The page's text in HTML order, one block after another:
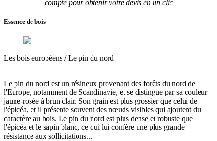
compte pour obtenir votre devis en un clic
Essence de bois
Les bois européens /Le pin du nord
Le pin du nord est un résineux provenant des forêts du nord de
l'Europe, notamment de Scandinavie, et se distingue par sa couleur
jaune-rosée à brun clair. Son grain est plus grossier que celui de
l'épicéa, et il présente souvent des nœuds visibles qui ajoutent du
caractère au bois. Le pin du nord est plus dense et robuste que
l'épicéa et le sapin blanc, ce qui lui confère une plus grande
résistance aux sollicitations...